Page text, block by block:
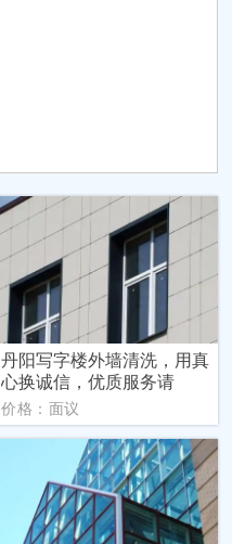
丹阳写字楼外墙清洗，用真
心换诚信，优质服务请
价格：面议